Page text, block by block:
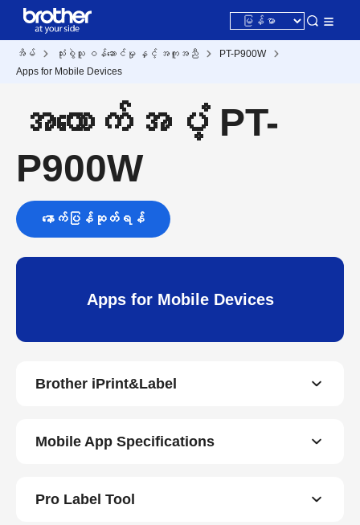
အိမ် သုံးစွဲသူ ဝန်ဆောင်မှု နှင့် အကူအညီ
PT-P900W
Apps for Mobile Devices
အထောက်အပံ့ PT-
P900W
နောက်ပြန်ဆုတ်ရန်
Apps for Mobile Devices
Brother iPrint&Label
Mobile App Specifications
Pro Label Tool